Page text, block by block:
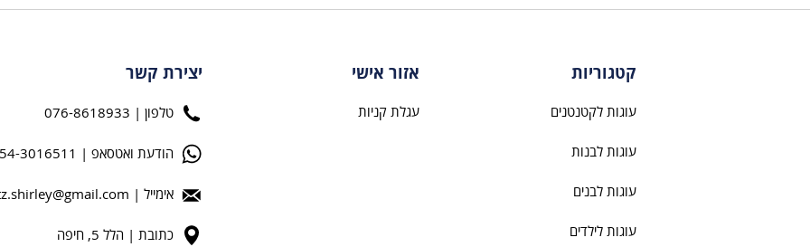
קטגוריות
עוגות לקטנטנים
עוגות לבנות
עוגות לבנים
עוגות לילדים
אזור אישי
עגלת קניות
יצירת קשר
טלפון | 076-8618933
הודעת ואטסאפ | 054-3016511
אימייל |
כתובת | הלל 5, חיפה